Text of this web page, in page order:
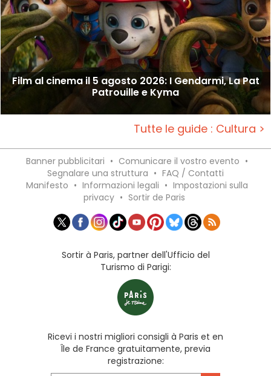
Film al cinema il 5 agosto 2026: I Gendarmi, La Pat
Patrouille e Kyma
Tutte le guide : Cultura >
Banner pubblicitari • Comunicare il vostro evento •
Segnalare una struttura • FAQ / Contatti
Manifesto • Informazioni legali • Impostazioni sulla
privacy • Sortir de Paris
Sortir à Paris, partner dell'Ufficio del
Turismo di Parigi:
Ricevi i nostri migliori consigli à Paris et en
Île de France gratuitamente, previa
registrazione: